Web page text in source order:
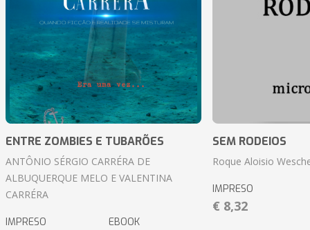
ENTRE ZOMBIES E TUBARÕES
ANTÔNIO SÉRGIO CARRÉRA DE
ALBUQUERQUE MELO E VALENTINA
CARRÉRA
IMPRESO EBOOK
SEM RODEIOS
Roque Aloisio
IMPRESO
€ 8,32